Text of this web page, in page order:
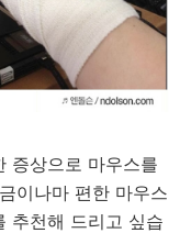
증상으로 마우스를
이나마 편한 마우스
추천해 드리고 싶습